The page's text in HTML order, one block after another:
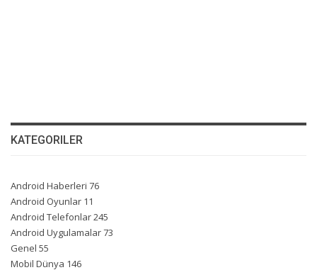
KATEGORILER
Android Haberleri 76
Android Oyunlar 11
Android Telefonlar245
Android Uygulamalar73
Genel 55
Mobil Dünya 146